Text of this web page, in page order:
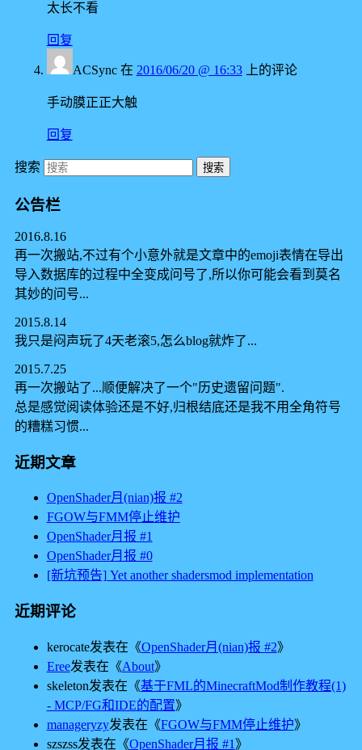
太长不看
回复
ACSync在 2016/06/20 @ 16:33上的评论
手动膜正正大触
回复
搜索
公告栏
2016.8.16
再一次搬站,不过有个小意外就是文章中的emoji表情在导出
导入数据库的过程中全变成问号了,所以你可能会看到莫名
其妙的问号...
2015.8.14
我只是闷声玩了4天老滚5,怎么blog就炸了...
2015.7.25
再一次搬站了...顺便解决了一个"历史遗留问题".
总是感觉阅读体验还是不好,归根结底还是我不用全角符号
的糟糕习惯...
近期文章
OpenShader月(nian)报 #2
FGOW与FMM停止维护
OpenShader月报 #1
OpenShader月报 #0
[新坑预告] Yet another shadersmod implementation
近期评论
kerocate发表在《OpenShader月(nian)报 #2》
Eree发表在《About》
skeleton发表在《基于FML的MinecraftMod制作教程(1)
- MCP/FG和IDE的配置》
manageryzy发表在《FGOW与FMM停止维护》
szszss发表在《OpenShader月报 #1 》